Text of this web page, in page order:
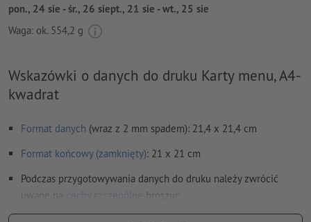
pon., 24 sie - śr., 26 siept., 21 sie - wt., 25 sie
Waga: ok. 554,2 g
Wskazówki o danych do druku Karty menu, A4-
kwadrat
Format danych (wraz z 2 mm spadem): 21,4 x 21,4 cm
Format końcowy (zamknięty): 21 x 21 cm
Podczas przygotowywania danych do druku należy zwrócić
uwagę na
cechy szczególne
broszur:
Przyporządkowanie stron: